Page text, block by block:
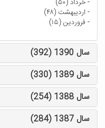
-خرداد (۵۰)
- اردیبهشت (۴۸)
- فروردین (۱۵)
سال 1390 (392)
سال 1389 (330)
سال 1388 (254)
سال 1387 (284)